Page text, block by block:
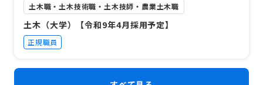
土木職・土木技術職・土木技師・農業土木職
土木（大学）【令和9年4月採用予定】
正規職員